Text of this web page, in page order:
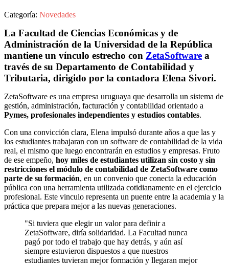
Categoría: Novedades
La Facultad de Ciencias Económicas y de
Administración de la Universidad de la República
mantiene un vínculo estrecho con ZetaSoftware a
través de su Departamento de Contabilidad y
Tributaria, dirigido por la contadora Elena Sivori.
ZetaSoftware es una empresa uruguaya que desarrolla un sistema de
gestión, administración, facturación y contabilidad orientado a
Pymes, profesionales independientes y estudios contables.
Con una convicción clara, Elena impulsó durante años a que las y
los estudiantes trabajaran con un software de contabilidad de la vida
real, el mismo que luego encontrarán en estudios y empresas. Fruto
de ese empeño, hoy miles de estudiantes utilizan sin costo y sin
restricciones el módulo de contabilidad de ZetaSoftware como
parte de su formación, en un convenio que conecta la educación
pública con una herramienta utilizada cotidianamente en el ejercicio
profesional. Este vinculo representa un puente entre la academia y la
práctica que prepara mejor a las nuevas generaciones.
"Si tuviera que elegir un valor para definir a
ZetaSoftware, diría solidaridad. La Facultad nunca
pagó por todo el trabajo que hay detrás, y aún así
siempre estuvieron dispuestos a que nuestros
estudiantes tuvieran mejor formación y llegaran mejor